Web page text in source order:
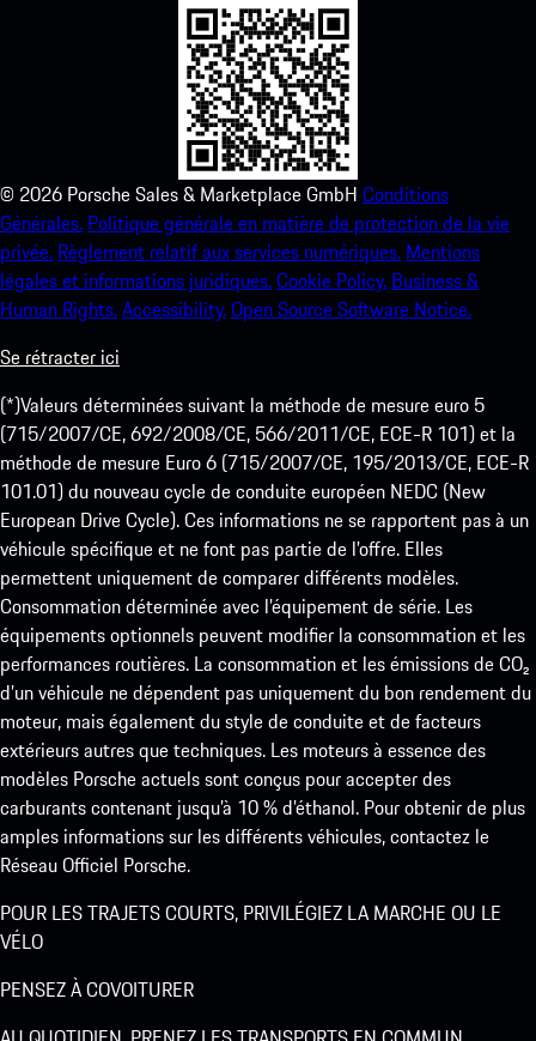
© 2026 Porsche Sales & Marketplace GmbH Conditions
Générales. Politique générale en matière de protection de la vie
privée. Règlement relatif aux services numériques. Mentions
légales et informations juridiques.Cookie Policy. Business &
Human Rights.Accessibility.Open Source Software Notice.
Se rétracter ici
(*)Valeurs déterminées suivant la méthode de mesure euro 5
(715/2007/CE, 692/2008/CE, 566/2011/CE, ECE-R 101) et la
méthode de mesure Euro 6 (715/2007/CE, 195/2013/CE, ECE-R
101.01) du nouveau cycle de conduite européen NEDC (New
European Drive Cycle). Ces informations ne se rapportent pas à un
véhicule spécifique et ne font pas partie de l’offre. Elles
permettent uniquement de comparer différents modèles.
Consommation déterminée avec l’équipement de série. Les
équipements optionnels peuvent modifier la consommation et les
performances routières. La consommation et les émissions de CO₂
d’un véhicule ne dépendent pas uniquement du bon rendement du
moteur, mais également du style de conduite et de facteurs
extérieurs autres que techniques. Les moteurs à essence des
modèles Porsche actuels sont conçus pour accepter des
carburants contenant jusqu’à 10 % d’éthanol. Pour obtenir de plus
amples informations sur les différents véhicules, contactez le
Réseau Officiel Porsche.
POUR LES TRAJETS COURTS, PRIVILÉGIEZ LA MARCHE OU LE
VÉLO
PENSEZ À COVOITURER